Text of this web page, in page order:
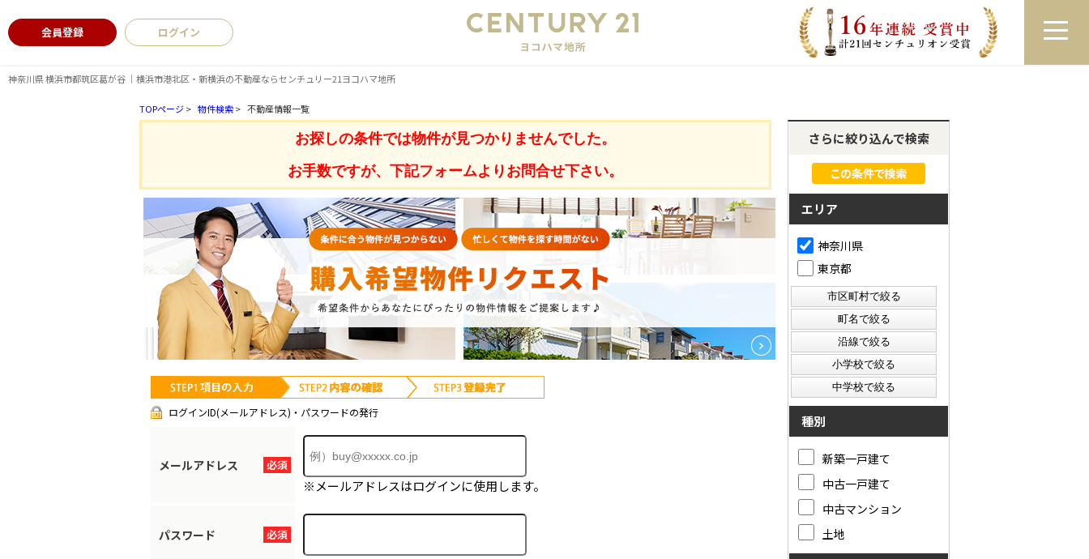
神奈川県 横浜市都筑区葛が谷 ｜横浜市港北区・新横浜の不動産ならセンチュリー21ヨコハマ地所
会員登録 ログイン ログイン 来店予約 LINEで相談
TOPページ> 物件検索> 不動産情報一覧
お探しの条件では物件が見つかりませんでした。
お手数ですが、下記フォームよりお問合せ下さい。
ログインID(メールアドレス)・パスワードの発行
必須
メールアドレス
※メールアドレスはログインに使用します。
必須
パスワード
さらに絞り込んで検索
エリア
神奈川県
東京都
種別
新築一戸建て
中古一戸建て
中古マンション
土地